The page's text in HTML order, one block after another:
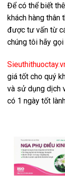
Để có thể biết
khách hàng thân
được tư vấn từ
chúng tôi hãy
giá tốt cho quý
và sử dụng dịch
có 1 ngày tốt